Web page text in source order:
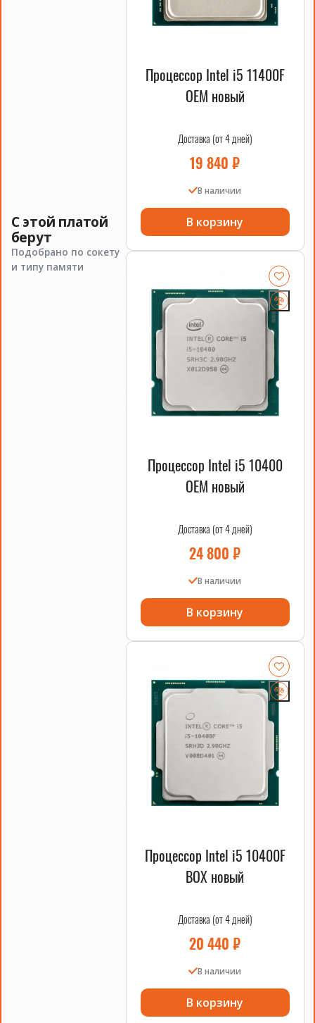
С этой платой
берут
Подобрано по сокету
и типу памяти
Процессор Intel i5 11400F
OEM новый
Доставка (от 4 дней)
19 840₽
В наличии
В корзину
Процессор Intel i5 10400
OEM новый
Доставка (от 4 дней)
24 800₽
В наличии
В корзину
Процессор Intel i5 10400F
BOX новый
Доставка (от 4 дней)
20 440₽
В наличии
В корзину